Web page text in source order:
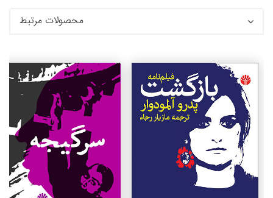
محصولات مرتبط
جزئیات